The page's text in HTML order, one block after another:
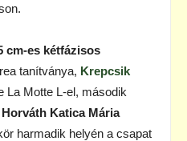
cm-es kétfázisos
tanítványa, Krepcsik
La Motte L-el, második
Horváth Katica Mária
harmadik helyén a csapat